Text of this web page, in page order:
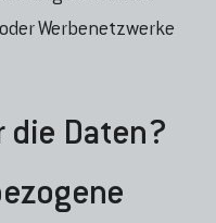
Werbenetzwerke
die Daten?